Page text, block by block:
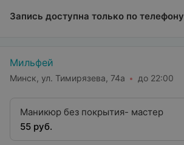
Запись доступна только по телефону
Мильфей
Минск, ул. Тимирязева, 74а до 22:00
Маникюр без покрытия- мастер
55 руб.